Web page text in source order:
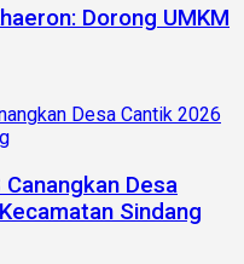
Dorong UMKM
Desa
Sindang